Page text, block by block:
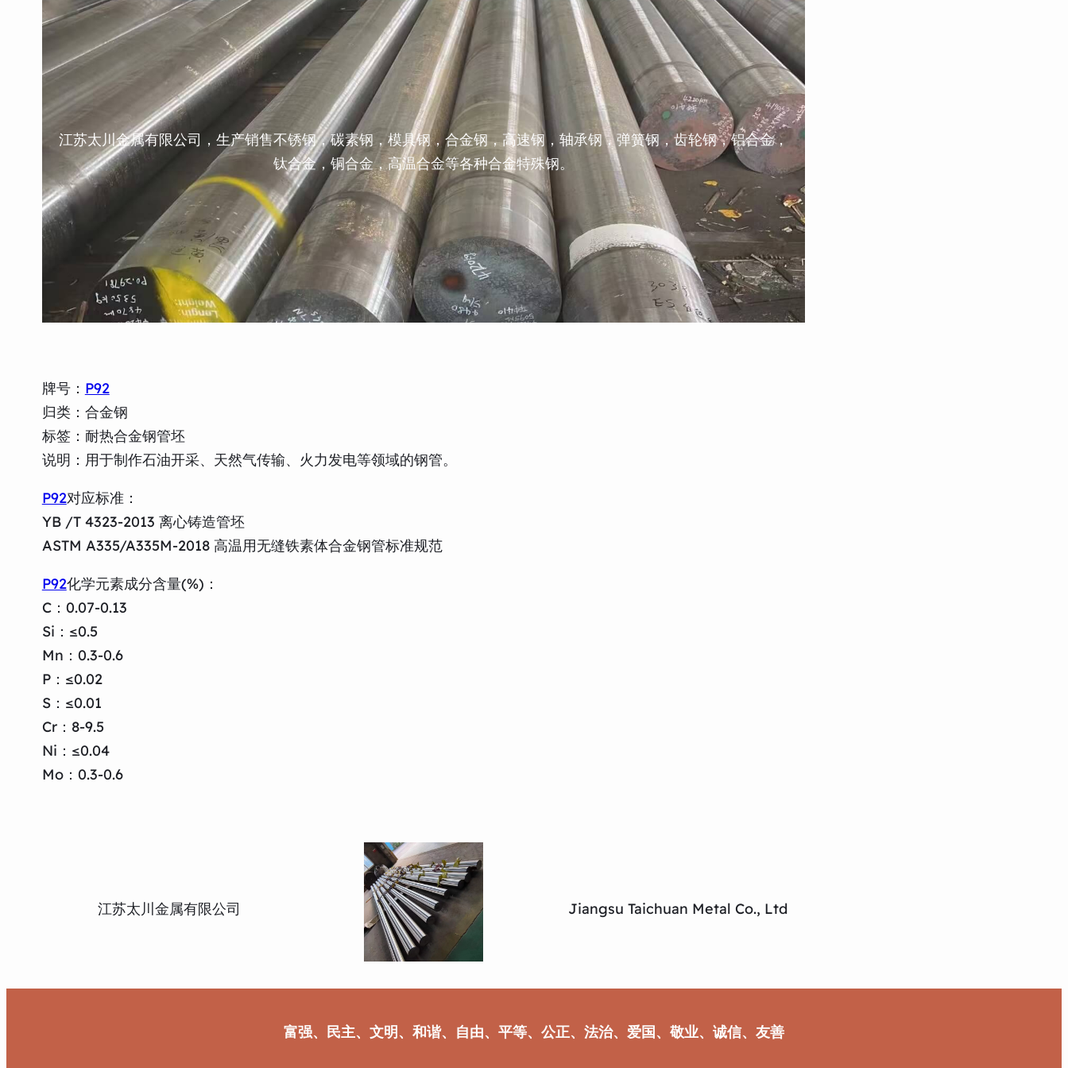
江苏太川金属有限公司，生产销售不锈钢，碳素钢，模具钢，合金钢，高速钢，轴承钢，弹簧钢，齿轮钢，铝合金，
钛合金，铜合金，高温合金等各种合金特殊钢。
牌号： P92
归类：合金钢
标签：耐热合金钢管坯
说明：用于制作石油开采、天然气传输、火力发电等领域的钢管。
P92对应标准：
YB /T 4323-2013 离心铸造管坯
ASTM A335/A335M-2018 高温用无缝铁素体合金钢管标准规范
P92化学元素成分含量(%)：
C：0.07-0.13
Si：≤0.5
Mn：0.3-0.6
P：≤0.02
S：≤0.01
Cr：8-9.5
Ni：≤0.04
Mo：0.3-0.6
江苏太川金属有限公司 Jiangsu Taichuan Metal Co., Ltd
富强、民主、文明、和谐、自由、平等、公正、法治、爱国、敬业、诚信、友善